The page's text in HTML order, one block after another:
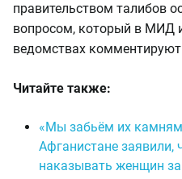
правительством талибов
вопросом, который в МИД
ведомствах
Читайте также:
«Мы забьём их
Афганистане заявили,
наказывать женщин